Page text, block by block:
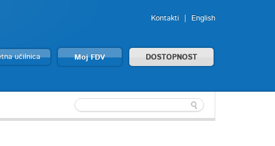
Kontakti English
učilnica Moj FDV DOSTOPNOST